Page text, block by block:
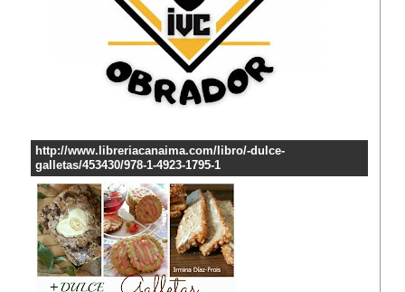
http://www.libreriacanaima.com/libro/-dulce-
galletas/453430/978-1-4923-1795-1